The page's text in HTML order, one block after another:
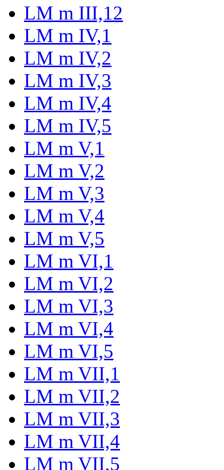
LM m III,12
LM m IV,1
LM m IV,2
LM m IV,3
LM m IV,4
LM m IV,5
LM m V,1
LM m V,2
LM m V,3
LM m V,4
LM m V,5
LM m VI,1
LM m VI,2
LM m VI,3
LM m VI,4
LM m VI,5
LM m VII,1
LM m VII,2
LM m VII,3
LM m VII,4
LM m VII,5